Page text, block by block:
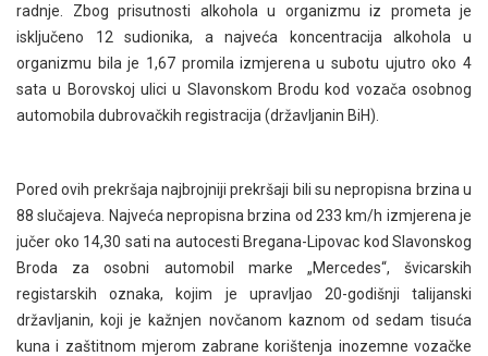
radnje. Zbog prisutnosti alkohola u organizmu iz prometa je
isključeno 12 sudionika, a najveća koncentracija alkohola u
organizmu bila je 1,67 promila izmjerena u subotu ujutro oko 4
sata u Borovskoj ulici u Slavonskom Brodu kod vozača osobnog
automobila dubrovačkih registracija (državljanin BiH).
Pored ovih prekršaja najbrojniji prekršaji bili su nepropisna brzina u
88 slučajeva. Najveća nepropisna brzina od 233 km/h izmjerena je
jučer oko 14,30 sati na autocesti Bregana-Lipovac kod Slavonskog
Broda za osobni automobil marke „Mercedes“, švicarskih
registarskih oznaka, kojim je upravljao 20-godišnji talijanski
državljanin, koji je kažnjen novčanom kaznom od sedam tisuća
kuna i zaštitnom mjerom zabrane korištenja inozemne vozačke